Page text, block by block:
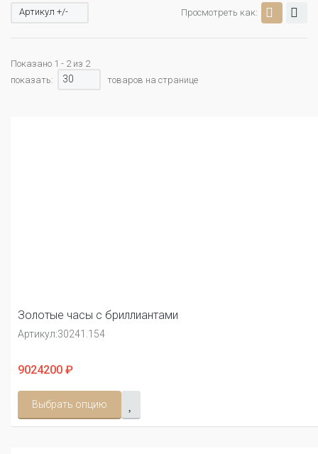
Просмотреть как:
Артикул +/-
Показано 1 - 2 из 2
показать:
30 товаров на странице
Золотые часы с бриллиантами
Артикул:30241.154
9024200 ₽
Выбрать опцию